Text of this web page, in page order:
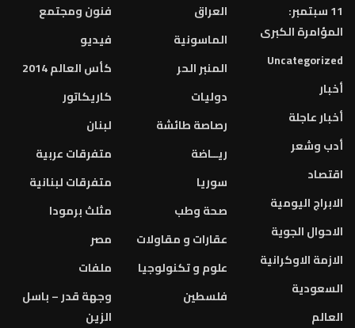
11 سبتمبر:
المؤامرة الكبرى
Uncategorized
أخبار
أخبار عاجلة
أدب وشعر
اقتصاد
الابراج اليومية
الاحوال الجوية
الازمة الاوكرانية
السعودية
العالم
العراق
الماسونية
المنبر الحر
دوليات
رصاصة طائشة
ريــاضة
سوريا
صحة وطب
عقارات و مقاولات
علوم و تكنولوجيا
فلسطين
فنون ومجتمع
فيديو
كأس العالم 2014
كاريكاتور
لبنان
متفرقات عربية
متفرقات لبنانية
مثلث برمودا
مصر
ملفات
وجهة قدر – باسل
الزين